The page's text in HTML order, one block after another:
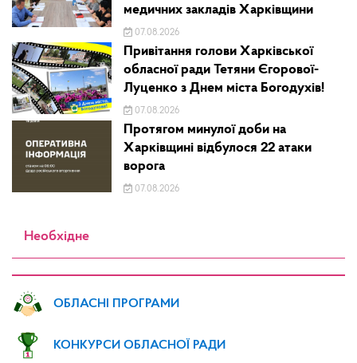
медичних закладів Харківщини
07.08.2026
Привітання голови Харківської
обласної ради Тетяни Єгорової-
Луценко з Днем міста Богодухів!
07.08.2026
Протягом минулої доби на
Харківщині відбулося 22 атаки
ворога
07.08.2026
Необхідне
ОБЛАСНІ ПРОГРАМИ
КОНКУРСИ ОБЛАСНОЇ РАДИ